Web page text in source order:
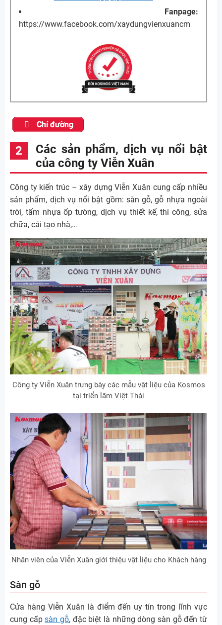
Fanpage:
https://www.facebook.com/xaydungvienxuancm
Chỉ đường
Các sản phẩm, dịch vụ nổi bật
của công ty Viễn Xuân
Công ty kiến trúc – xây dựng Viễn Xuân cung cấp nhiều
sản phẩm, dịch vụ nổi bật gồm: sàn gỗ, gỗ nhựa ngoài
trời, tấm nhựa ốp tường, dịch vụ thiết kế, thi công, sửa
chữa, cải tạo nhà,…
Công ty Viễn Xuân trưng bày các mẫu vật liệu của Kosmos
tại triển lãm Việt Thái
Nhân viên của Viễn Xuân giới thiệu vật liệu cho Khách hàng
Sàn gỗ
Cửa hàng Viễn Xuân là điểm đến uy tín trong lĩnh vực
cung cấpsàn gỗ, đặc biệt là những dòng sàn gỗ đến từ